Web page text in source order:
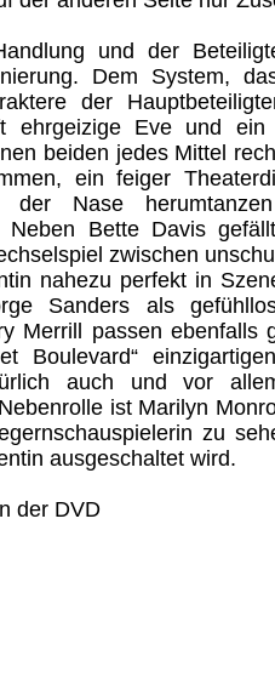
und der
Dem System,
der
ehrgeizige Eve und ein
beiden jedes Mittel
ein feiger
der Nase
Neben Bette Davis
zwischen
nahezu perfekt in
Sanders als
Merrill passen ebenfalls
Boulevard“
auch und vor
ist Marilyn
zu
ausgeschaltet wird.
der DVD